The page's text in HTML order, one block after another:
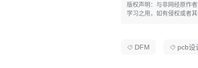
三、 核心黑科
案。
版权声明：与非网经原作
学习之用，如有侵权或者
DFM pcb设